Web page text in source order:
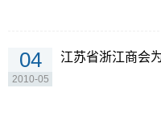
04
2010-05
江苏省浙江商会